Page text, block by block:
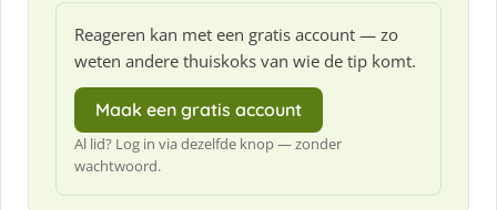
Reageren kan met een gratis account — zo
weten andere thuiskoks van wie de tip komt.
Maak een gratis account
Al lid? Log in via dezelfde knop — zonder
wachtwoord.